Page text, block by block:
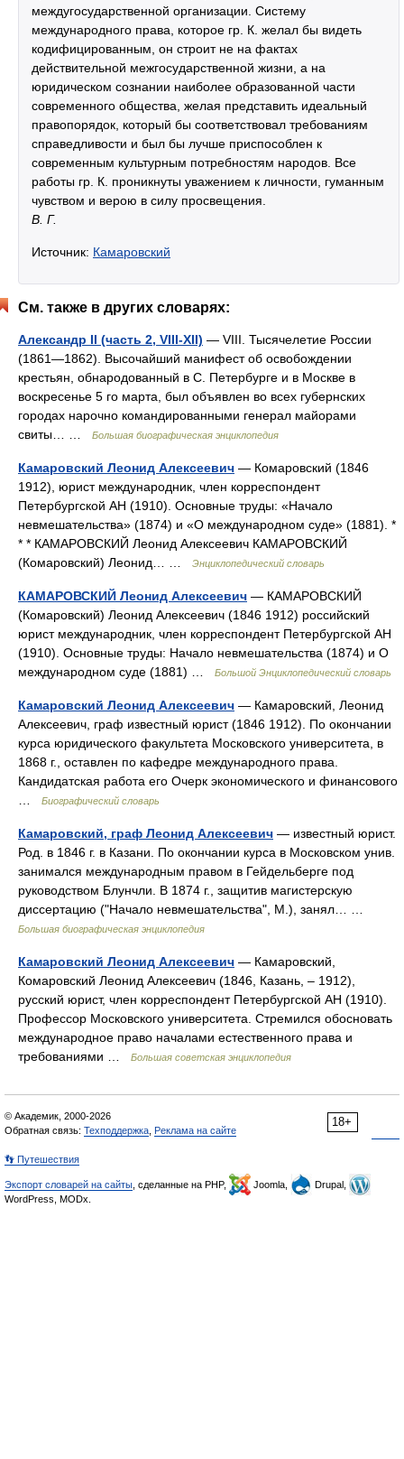
междугосударственной организации. Систему
международного права, которое гр. К. желал бы видеть
кодифицированным, он строит не на фактах
действительной межгосударственной жизни, а на
юридическом сознании наиболее образованной части
современного общества, желая представить идеальный
правопорядок, который бы соответствовал требованиям
справедливости и был бы лучше приспособлен к
современным культурным потребностям народов. Все
работы гр. К. проникнуты уважением к личности, гуманным
чувством и верою в силу просвещения.
В. Г.
Источник: Камаровский
См. также в других словарях:
Александр II (часть 2, VIII-XII) — VIII. Тысячелетие России
(1861—1862). Высочайший манифест об освобождении
крестьян, обнародованный в С. Петербурге и в Москве в
воскресенье 5 го марта, был объявлен во всех губернских
городах нарочно командированными генерал майорами
свиты… …
Большая биографическая энциклопедия
Камаровский Леонид Алексеевич — Комаровский (1846
1912), юрист международник, член корреспондент
Петербургской АН (1910). Основные труды: «Начало
невмешательства» (1874) и «О международном суде» (1881). *
* * КАМАРОВСКИЙ Леонид Алексеевич КАМАРОВСКИЙ
(Комаровский) Леонид… …
Энциклопедический словарь
КАМАРОВСКИЙ Леонид Алексеевич — КАМАРОВСКИЙ
(Комаровский) Леонид Алексеевич (1846 1912) российский
юрист международник, член корреспондент Петербургской АН
(1910). Основные труды: Начало невмешательства (1874) и О
международном суде (1881) …
Большой Энциклопедический словарь
Камаровский Леонид Алексеевич — Камаровский, Леонид
Алексеевич, граф известный юрист (1846 1912). По окончании
курса юридического факультета Московского университета, в
1868 г., оставлен по кафедре международного права.
Кандидатская работа его Очерк экономического и финансового
Биографический словарь
Камаровский, граф Леонид Алексеевич — известный юрист.
Род. в 1846 г. в Казани. По окончании курса в Московском унив.
занимался международным правом в Гейдельберге под
руководством Блунчли. В 1874 г., защитив магистерскую
диссертацию ("Начало невмешательства", М.), занял… …
Большая биографическая энциклопедия
Камаровский Леонид Алексеевич — Камаровский,
Комаровский Леонид Алексеевич (1846, Казань, ‒ 1912),
русский юрист, член корреспондент Петербургской АН (1910).
Профессор Московского университета. Стремился обосновать
международное право началами естественного права и
требованиями …
Большая советская энциклопедия
18+
© Академик, 2000-2026
Обратная связь: Техподдержка Реклама на сайте
👣 Путешествия
Экспорт словарей на сайты , сделанные на PHP, Joomla,
Drupal,
WordPress, MODx.